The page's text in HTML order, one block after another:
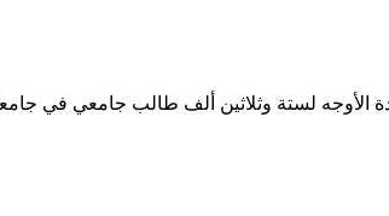
الأوجه لستة وثلاثين ألف طالب جامعي في